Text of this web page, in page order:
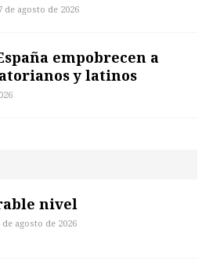
de agosto de 2026
empobrecen a
y latinos
nivel
de agosto de 2026